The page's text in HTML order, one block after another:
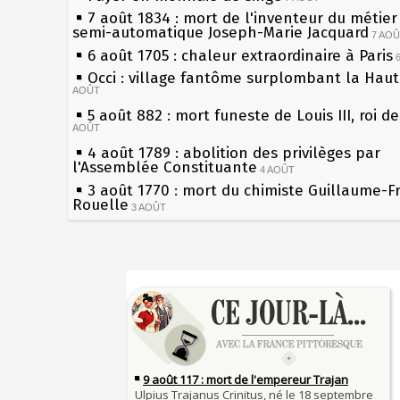
7 août 1834 : mort de l'inventeur du
semi-automatique Joseph-Marie Jacquard 7
6 août 1705 : chaleur extraordinaire à Paris
Occi : village fantôme surplombant la
AOÛT
5 août 882 : mort funeste de Louis III, roi
AOÛT
4 août 1789 : abolition des privilèges par
l'Assemblée Constituante 4 AOÛT
3 août 1770 : mort du chimiste Guillaume-
Rouelle 3 AOÛT
Musée Jean de La Fontaine : réouverture
1er août 1589 : Henri III est poignardé à
par Jacques Clément, moine jacobin 1ER AOÛT
31 juillet 1899 : décret instaurant les
boîtes aux lettres en fonte de Léon Mougeot
30 juillet 1918 : mort d'Auguste Poulain,
Chocolat Poulain 30 JUILLET
les siècles
27 mai 1610 : supplice de François
du roi Henri IV
Pierre qui roule n'amasse pas mousse
Qui aime bien châtie bien
Tout vient à point à qui sait attendre